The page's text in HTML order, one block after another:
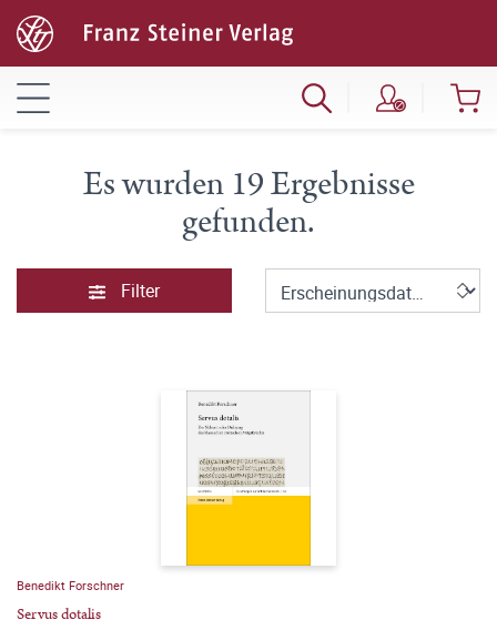
Es wurden 19 Ergebnisse
gefunden.
Filter
Benedikt Forschner
Servus dotalis